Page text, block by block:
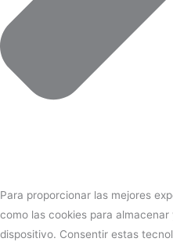
Para proporcionar las mejores
como las cookies para
dispositivo. Consentir estas